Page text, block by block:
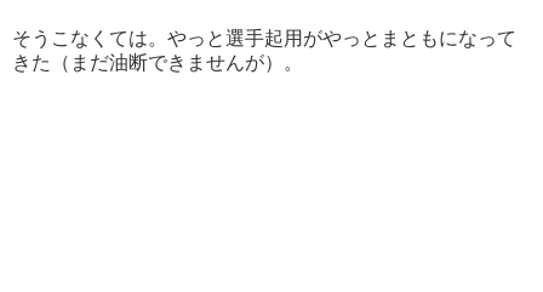
そうこなくては。やっと選手起用がやっとまともになって
きた（まだ油断できませんが）。